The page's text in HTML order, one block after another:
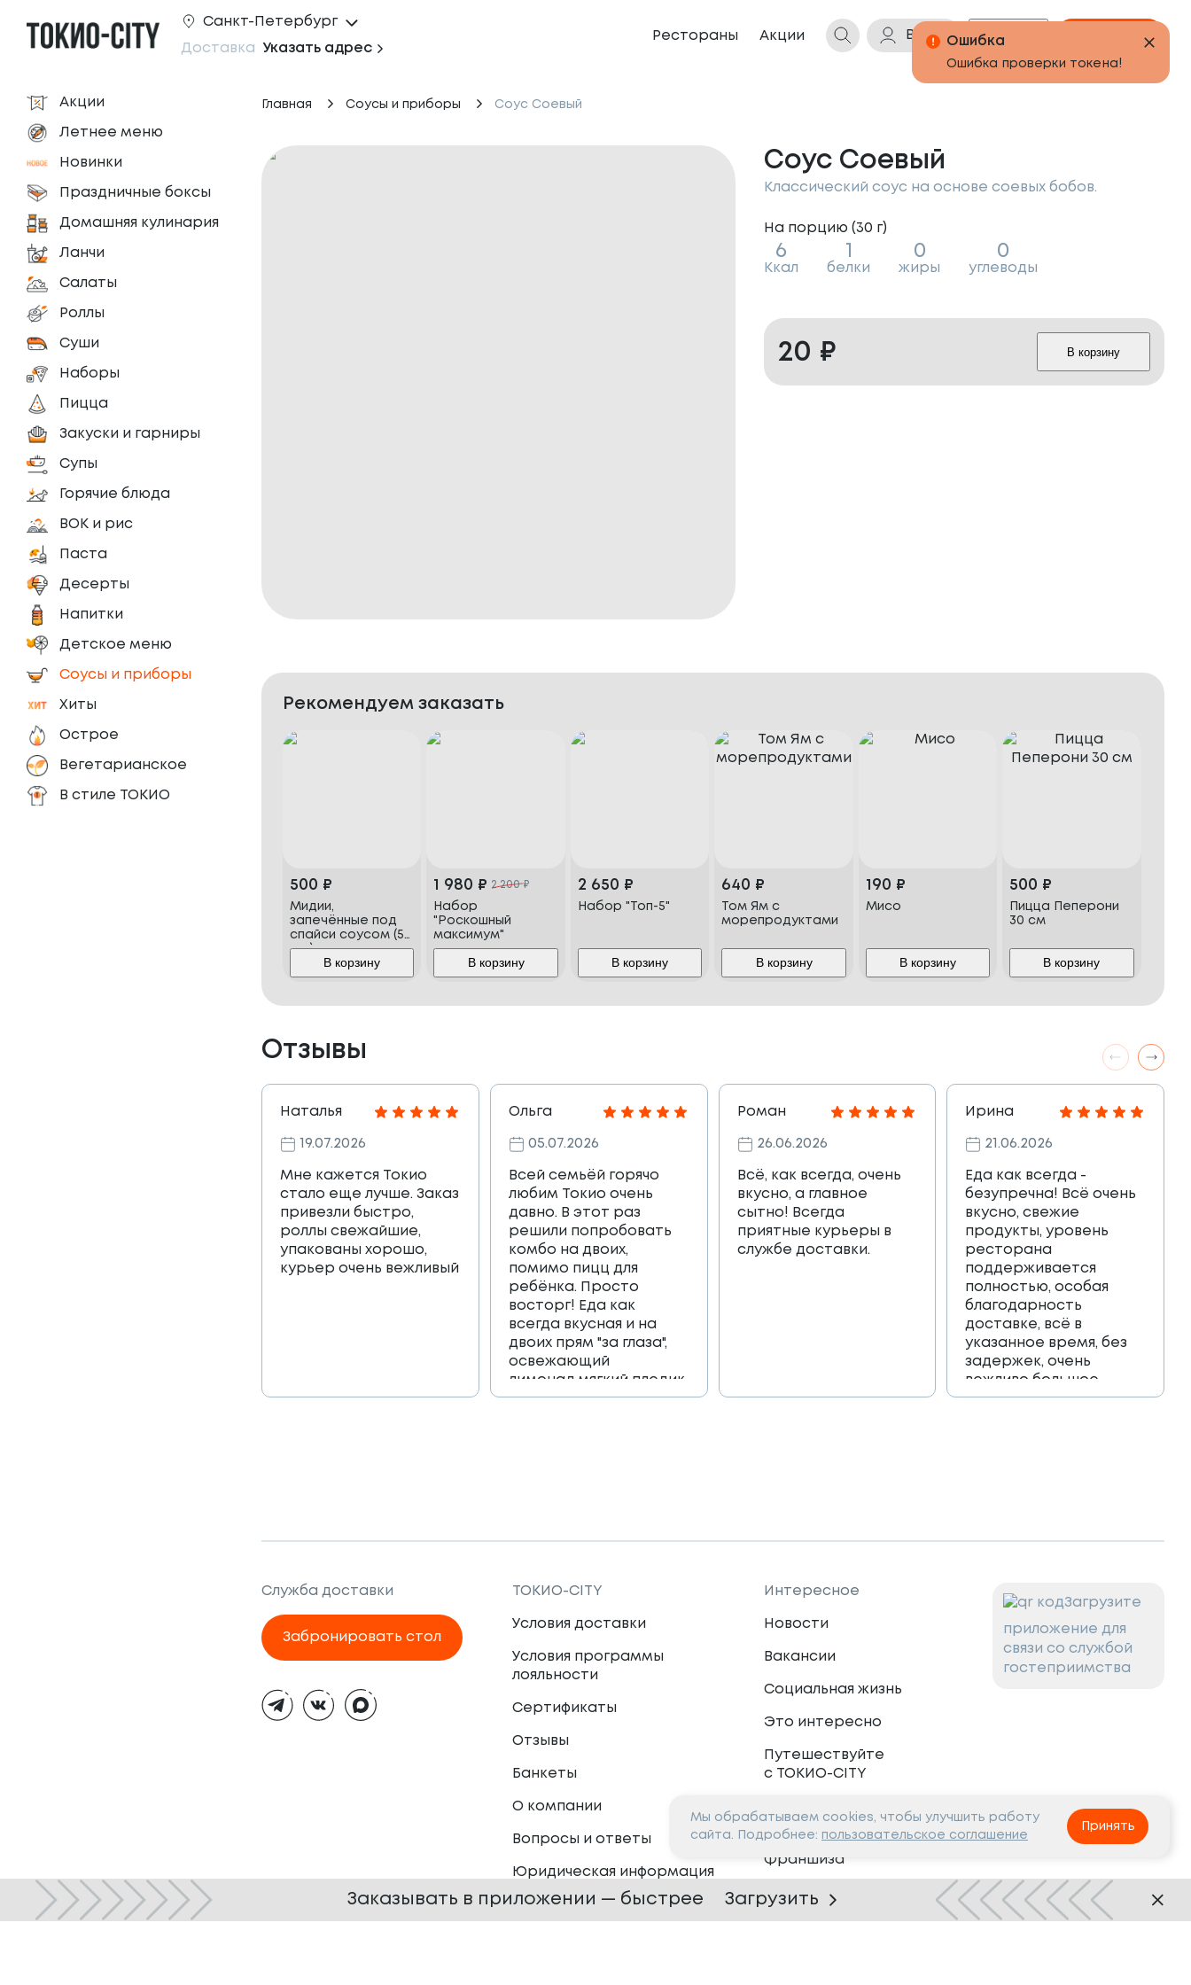
Санкт-Петербург
Доставка Указать адрес
Рестораны Акции Войти Бонусы Корзина
Акции
Летнее меню
Новинки
Праздничные боксы
Домашняя кулинария
Ланчи
Салаты
Роллы
Суши
Наборы
Пицца
Закуски и гарниры
Супы
Горячие блюда
ВОК и рис
Паста
Десерты
Напитки
Детское меню
Соусы и приборы
Хиты
Острое
Вегетарианское
В стиле ТОКИО
Главная Соусы и приборы Соус Соевый
Соус Соевый
Классический соус на основе соевых бобов.
На порцию (30 г)
6
Ккал белки
0
жиры
0
углеводы
20 ₽ В корзину
Рекомендуем заказать
500 ₽
Мидии,
запечённые под
спайси соусом (5
шт.)
В корзину
1 980 ₽ 2 200₽
Набор
"Роскошный
максимум"
В корзину
2 650 ₽
Набор "Топ-5"
В корзину
640 ₽
Том Ям с
морепродуктами
В корзину
190 ₽
Мисо
В корзину
500 ₽
Пицца Пеперони
30 см
В корзину
Отзывы
Наталья
19.07.2026
Мне кажется Токио
стало еще лучше. Заказ
привезли быстро,
роллы свежайшие,
упакованы хорошо,
курьер очень вежливый
Ольга
05.07.2026
Всей семьёй горячо
любим Токио очень
давно. В этот раз
решили попробовать
комбо на двоих,
помимо пицц для
ребёнка. Просто
восторг! Еда как
всегда вкусная и на
двоих прям "за глаза",
освежающий
лимонад,мягкий пледик
для пикника,и коробка
Роман
26.06.2026
Всё, как всегда, очень
вкусно, а главное
сытно! Всегда
приятные курьеры в
службе доставки.
Ирина
21.06.2026
Еда как всегда -
безупречна! Всё очень
вкусно, свежие
продукты, уровень
ресторана
поддерживается
полностью, особая
благодарность
доставке, всё в
указанное время, без
задержек, очень
вежливо большое
спасибо!!!
Служба доставки
Забронировать стол
тема
ТОКИО-CITY
Условия доставки
Условия программы
лояльности
Сертификаты
Отзывы
Банкеты
О компании
Вопросы и ответы
Юридическая информация
Интересное
Новости
Вакансии
Социальная жизнь
Это интересно
Путешествуйте
с ТОКИО-CITY
Партнёрам
Франшиза
Сотрудничество
Загрузите
приложение для
связи со службой
гостеприимства
Мы обрабатываем cookies, чтобы улучшить работу
сайта. Подробнее: пользовательское соглашение
Принять
Заказывать в приложении — быстрее Загрузить